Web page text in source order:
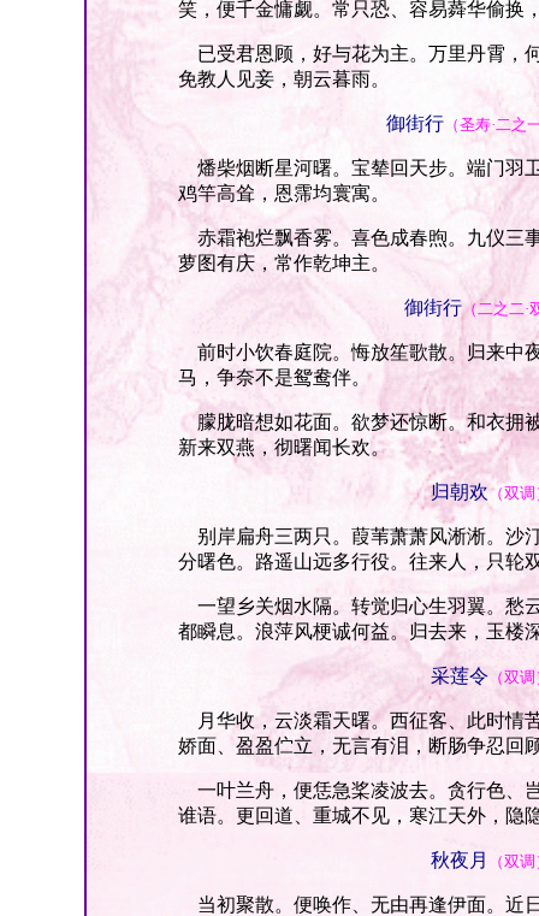
笑，便千金慵觑。常只恐、容易蕣华偷换
已受君恩顾，好与花为主。万里丹霄，
免教人见妾，朝云暮雨。
御街行 （圣寿·二之
燔柴烟断星河曙。宝辇回天步。端门羽
鸡竿高耸，恩霈均寰寓。
赤霜袍烂飘香雾。喜色成春煦。九仪三
萝图有庆，常作乾坤主。
御街行（二之二·
前时小饮春庭院。悔放笙歌散。归来中
马，争奈不是鸳鸯伴。
朦胧暗想如花面。欲梦还惊断。和衣拥
新来双燕，彻曙闻长欢。
归朝欢（双调
别岸扁舟三两只。葭苇萧萧风淅淅。沙
分曙色。路遥山远多行役。往来人，只轮
一望乡关烟水隔。转觉归心生羽翼。愁
都瞬息。浪萍风梗诚何益。归去来，玉楼
采莲令（双调
月华收，云淡霜天曙。西征客、此时情
娇面、盈盈伫立，无言有泪，断肠争忍回
一叶兰舟，便恁急桨凌波去。贪行色、
谁语。更回道、重城不见，寒江天外，隐
秋夜月 （双
当初聚散。便唤作、无由再逢伊面。近